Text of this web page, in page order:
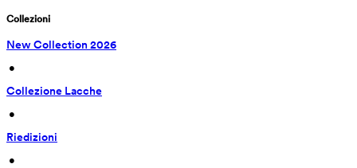
Collezioni
New Collection 2026
•
Collezione Lacche
•
Riedizioni
•